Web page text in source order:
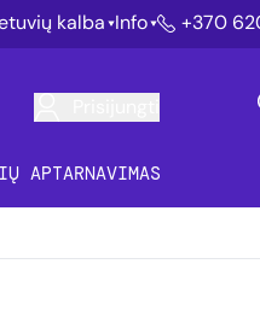
kalba Info +370
APTARNAVIMAS